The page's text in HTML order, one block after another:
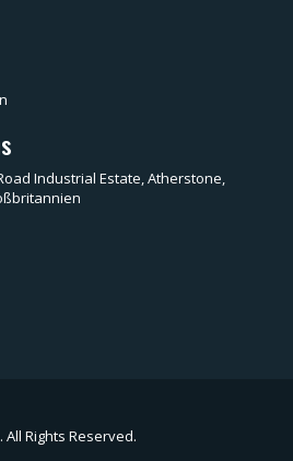
Industrial Estate, Atherstone,
Rights Reserved.